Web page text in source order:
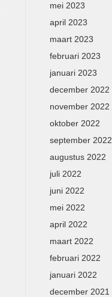
mei 2023
april 2023
maart 2023
februari 2023
januari 2023
december 2022
november 2022
oktober 2022
september 2022
augustus 2022
juli 2022
juni 2022
mei 2022
april 2022
maart 2022
februari 2022
januari 2022
december 2021